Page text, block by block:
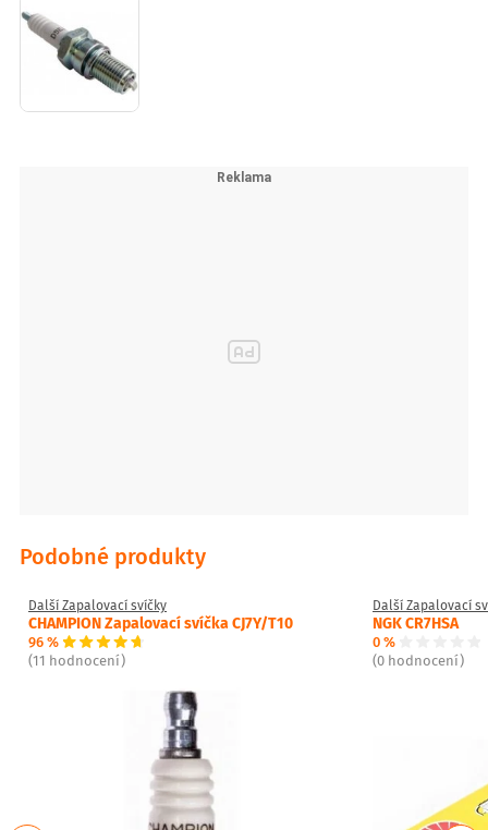
Podobné produkty
Další Zapalovací svíčky
CHAMPION Zapalovací svíčka CJ7Y/T10
96 %
(11 hodnocení)
Další Zapalovací
NGK CR7HSA
0 %
(0 hodnocení)